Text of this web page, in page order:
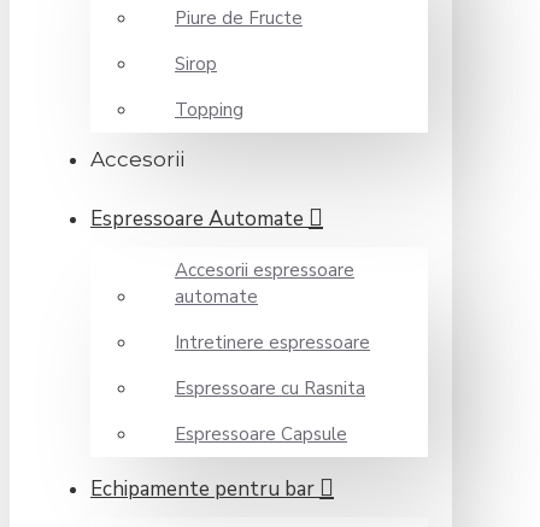
Piure de Fructe
Sirop
Topping
Accesorii
Espressoare Automate
Accesorii espressoare
automate
Intretinere espressoare
Espressoare cu Rasnita
Espressoare Capsule
Echipamente pentru bar